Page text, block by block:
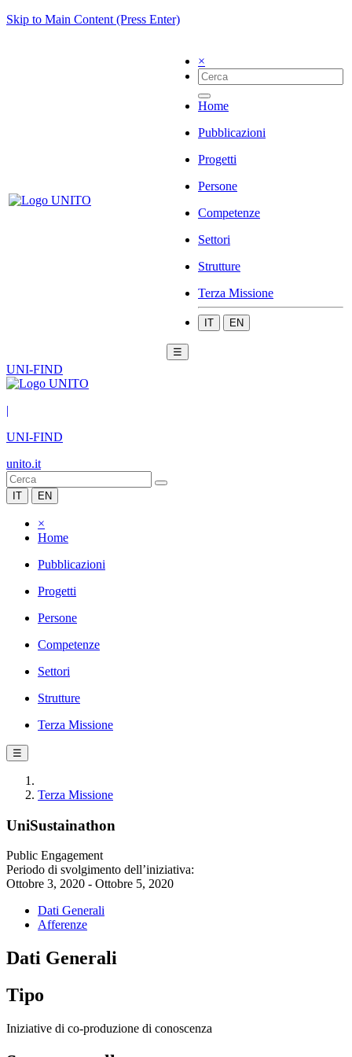
Skip to Main Content (Press Enter)
×
Home
Pubblicazioni
Progetti
Persone
Competenze
Settori
Strutture
Terza Missione
IT EN
☰
UNI-FIND
|
UNI-FIND
unito.it
IT EN
×
Home
Pubblicazioni
Progetti
Persone
Competenze
Settori
Strutture
Terza Missione
☰
Terza Missione
UniSustainathon
Public Engagement
Periodo di svolgimento dell’iniziativa:
Ottobre 3, 2020 - Ottobre 5, 2020
Dati Generali
Afferenze
Dati Generali
Tipo
Iniziative di co-produzione di conoscenza